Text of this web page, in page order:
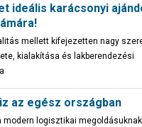
ideális karácsonyi
mellett kifejezetten nagy
kialakítása és lakberendezési
az egész országban
modern logisztikai megoldásuknak